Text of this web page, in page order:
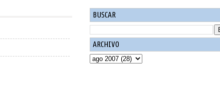
BUSCAR
ARCHIVO